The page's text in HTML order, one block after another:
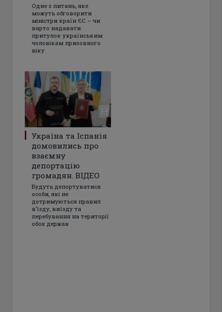
Одне з питань, яке
можуть обговорити
міністри країн ЄС – чи
варто надавати
притулок українським
чоловікам призовного
віку
Україна та Іспанія
домовились про
взаємну
депортацію
громадян. ВІДЕО
Будуть депортуватися
особи, які не
дотримуються правил
в’їзду, виїзду та
перебування на території
обох держав